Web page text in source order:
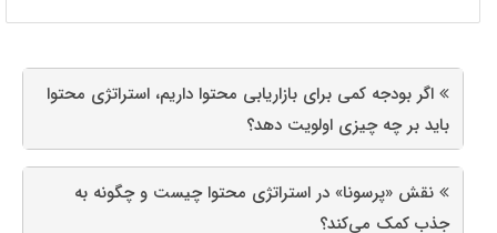
اگر بودجه کمی برای بازاریابی محتوا داریم، استراتژی محتوا
باید بر چه چیزی اولویت دهد؟
نقش «پرسونا» در استراتژی محتوا چیست و چگونه به
جذب کمک می‌کند؟